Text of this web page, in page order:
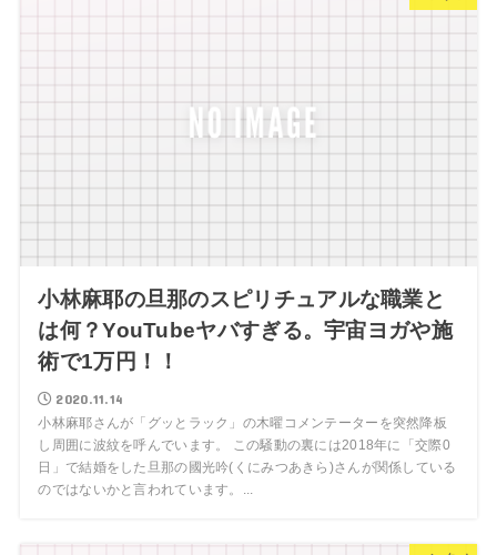
小林麻耶の旦那のスピリチュアルな職業と
は何？YouTubeヤバすぎる。宇宙ヨガや施
術で1万円！！
2020.11.14
小林麻耶さんが「グッとラック」の木曜コメンテーターを突然降板
し周囲に波紋を呼んでいます。 この騒動の裏には2018年に「交際0
日」で結婚をした旦那の國光吟(くにみつあきら)さんが関係している
のではないかと言われています。...